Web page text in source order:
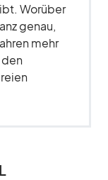
Worüber
genau,
mehr